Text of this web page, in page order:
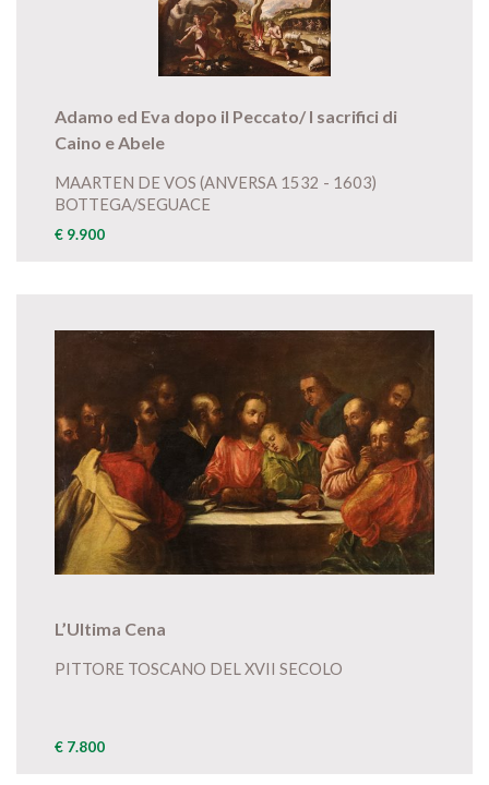
Adamo ed Eva dopo il Peccato/ I sacrifici di
Caino e Abele
MAARTEN DE VOS (ANVERSA 1532 - 1603)
BOTTEGA/SEGUACE
€ 9.900
L’Ultima Cena
PITTORE TOSCANO DEL XVII SECOLO
€ 7.800